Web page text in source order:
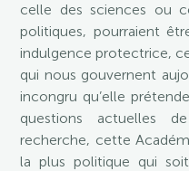
celle des sciences ou
politiques, pourraient
indulgence protectrice,
qui nous gouvernent
incongru qu’elle
questions actuelles
recherche, cette
la plus politique qui